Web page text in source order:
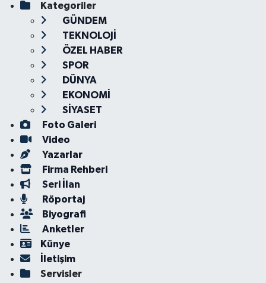
Kategoriler
GÜNDEM
TEKNOLOJİ
ÖZEL HABER
SPOR
DÜNYA
EKONOMİ
SİYASET
Foto Galeri
Video
Yazarlar
Firma Rehberi
Seri İlan
Röportaj
Biyografi
Anketler
Künye
İletişim
Servisler